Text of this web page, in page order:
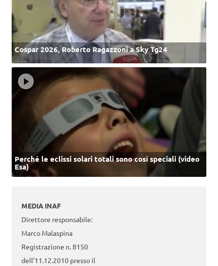
Cospar 2026, Roberto Ragazzoni a Sky Tg24
Perché le eclissi solari totali sono così speciali (video
Esa)
MEDIA INAF
Direttore responsabile:
Marco Malaspina
Registrazione n. 8150
dell’11.12.2010 presso il